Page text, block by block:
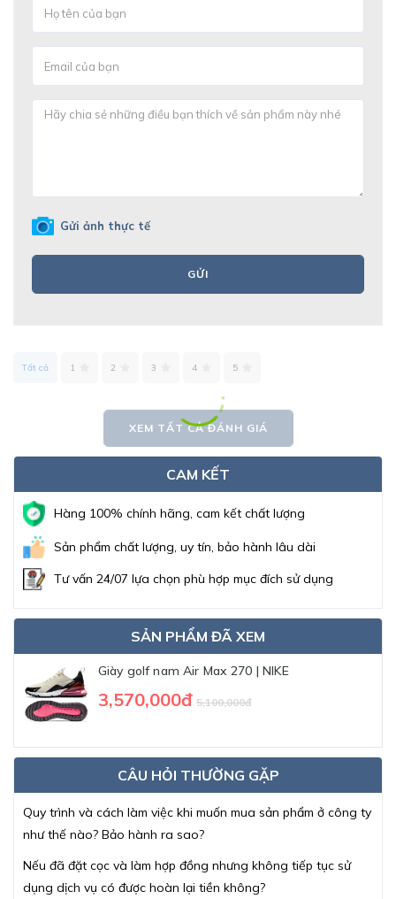
Gửi ảnh thực tế
GỬI
Tất cả 1 2 3 4 5
XEM TẤT CẢ ĐÁNH GIÁ
CAM KẾT
Hàng 100% chính hãng, cam kết chất lượng
Sản phẩm chất lượng, uy tín, bảo hành lâu dài
Tư vấn 24/07 lựa chọn phù hợp mục đích sử dụng
SẢN PHẨM ĐÃ XEM
Giày golf nam Air Max 270 | NIKE
3,570,000đ 5,100,000đ
CÂU HỎI THƯỜNG GẶP
Quy trình và cách làm việc khi muốn mua sản phẩm ở công ty
như thế nào? Bảo hành ra sao?
Nếu đã đặt cọc và làm hợp đồng nhưng không tiếp tục sử
dụng dịch vụ có được hoàn lại tiền không?